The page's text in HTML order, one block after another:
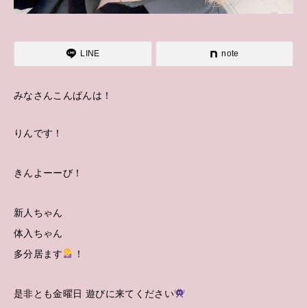
LINE note
みなさんこんぱんは！
りんです！
きんよーーび！
新人ちゃん
体入ちゃん
多分居ます
！
是非とも金曜日 遊びに来てください